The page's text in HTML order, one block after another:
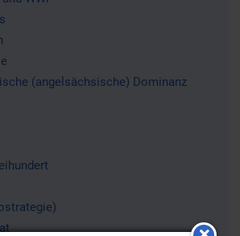
(angelsächsische) Dominanz